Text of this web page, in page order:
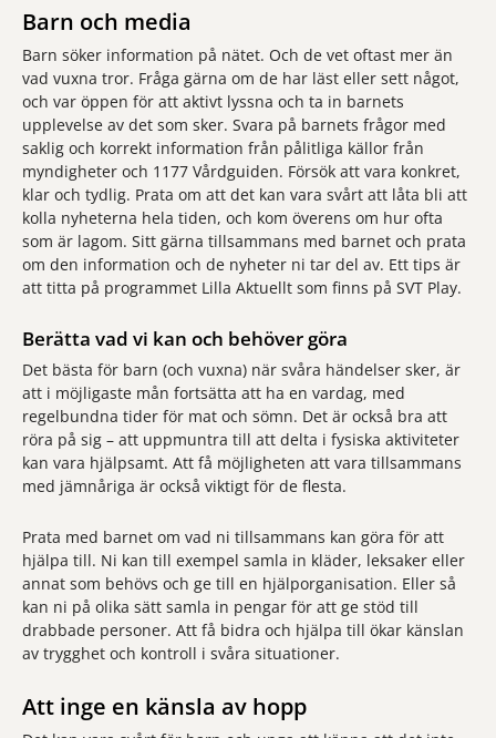
Barn och media
Barn söker information på nätet. Och de vet oftast mer än
vad vuxna tror. Fråga gärna om de har läst eller sett något,
och var öppen för att aktivt lyssna och ta in barnets
upplevelse av det som sker. Svara på barnets frågor med
saklig och korrekt information från pålitliga källor från
myndigheter och 1177 Vårdguiden. Försök att vara konkret,
klar och tydlig. Prata om att det kan vara svårt att låta bli att
kolla nyheterna hela tiden, och kom överens om hur ofta
som är lagom. Sitt gärna tillsammans med barnet och prata
om den information och de nyheter ni tar del av. Ett tips är
att titta på programmet Lilla Aktuellt som finns på SVT Play.
Berätta vad vi kan och behöver göra
Det bästa för barn (och vuxna) när svåra händelser sker, är
att i möjligaste mån fortsätta att ha en vardag, med
regelbundna tider för mat och sömn. Det är också bra att
röra på sig – att uppmuntra till att delta i fysiska aktiviteter
kan vara hjälpsamt. Att få möjligheten att vara tillsammans
med jämnåriga är också viktigt för de flesta.
Prata med barnet om vad ni tillsammans kan göra för att
hjälpa till. Ni kan till exempel samla in kläder, leksaker eller
annat som behövs och ge till en hjälporganisation. Eller så
kan ni på olika sätt samla in pengar för att ge stöd till
drabbade personer. Att få bidra och hjälpa till ökar känslan
av trygghet och kontroll i svåra situationer.
Att inge en känsla av hopp